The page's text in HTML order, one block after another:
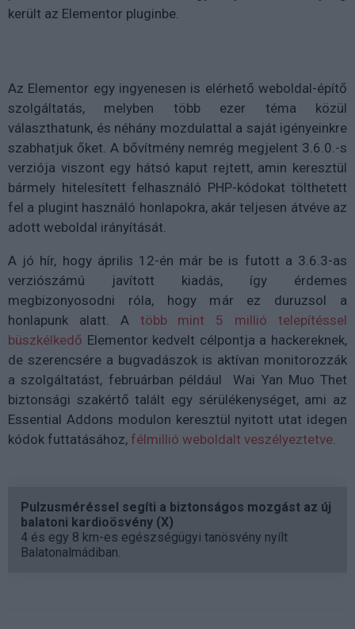
került az Elementor pluginbe.
Az Elementor egy ingyenesen is elérhető weboldal-építő
szolgáltatás, melyben több ezer téma közül
választhatunk, és néhány mozdulattal a saját igényeinkre
szabhatjuk őket. A bővítmény nemrég megjelent 3.6.0.-s
verziója viszont egy hátsó kaput rejtett, amin keresztül
bármely hitelesített felhasználó PHP-kódokat tölthetett
fel a plugint használó honlapokra, akár teljesen átvéve az
adott weboldal irányítását.
A jó hír, hogy április 12-én már be is futott a 3.6.3-as
verziószámú javított kiadás, így érdemes
megbizonyosodni róla, hogy már ez duruzsol a
honlapunk alatt. A több mint 5 millió telepítéssel
büszkélkedő Elementor kedvelt célpontja a hackereknek,
de szerencsére a bugvadászok is aktívan monitorozzák
a szolgáltatást, februárban például Wai Yan Muo Thet
biztonsági szakértő talált egy sérülékenységet, ami az
Essential Addons modulon keresztül nyitott utat idegen
kódok futtatásához, félmillió weboldalt veszélyeztetve
Pulzusméréssel segíti a biztonságos mozgást az új
balatoni kardioösvény (X)
4 és egy 8 km-es egészségügyi tanösvény nyílt
Balatonalmádiban.